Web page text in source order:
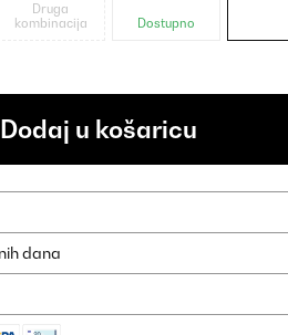
Druga
kombinacija
Dostupno
Dodaj u košaricu
dana